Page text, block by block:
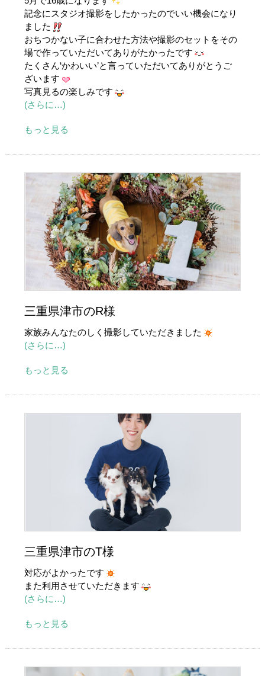
記念にスタジオ撮影をしたかったのでいい機会になり
ました
おちつかない子に合わせた方法や撮影のセットをその
場で作っていただいてありがたかったです
たくさん‘かわいい’と言っていただいてありがとうご
ざいます
写真見るの楽しみです
(さらに…)
もっと見る
三重県津市のR様
家族みんなたのしく撮影していただきました
(さらに…)
もっと見る
三重県津市のT様
対応がよかったです
また利用させていただきます
(さらに…)
もっと見る